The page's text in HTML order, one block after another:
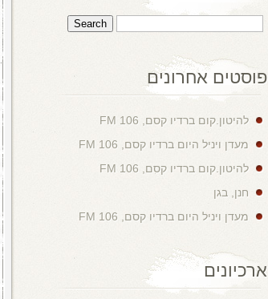
פוסטים אחרונים
להיטון.קום ברדיו קסם, 106 FM
מעדן ויניל היום ברדיו קסם, 106 FM
להיטון.קום ברדיו קסם, 106 FM
חנן, בגן
מעדן ויניל היום ברדיו קסם, 106 FM
ארכיונים